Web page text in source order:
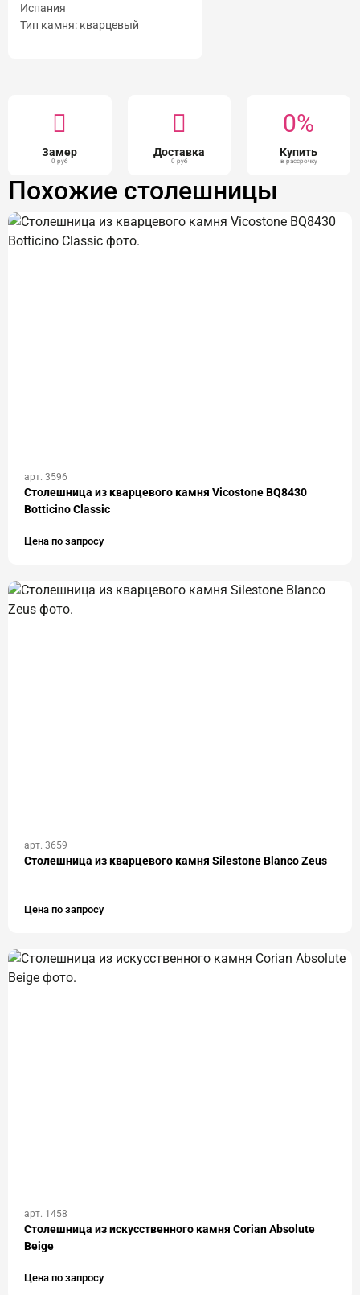
Испания
Тип камня: кварцевый
Замер
0 руб
Доставка
0 руб
0%
Купить
в рассрочку
Похожие столешницы
арт. 3596
Столешница из кварцевого камня Vicostone BQ8430
Botticino Classic
Цена по запросу
арт. 3659
Столешница из кварцевого камня Silestone Blanco Zeus
Цена по запросу
арт. 1458
Столешница из искусственного камня Corian Absolute
Beige
Цена по запросу